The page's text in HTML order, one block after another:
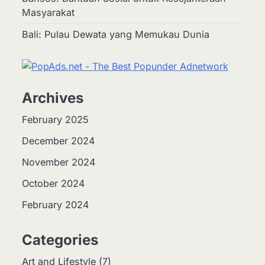
Masyarakat
Bali: Pulau Dewata yang Memukau Dunia
Archives
February 2025
December 2024
November 2024
October 2024
February 2024
Categories
Art and Lifestyle(7)
3
Harga Emas Hari Ini: